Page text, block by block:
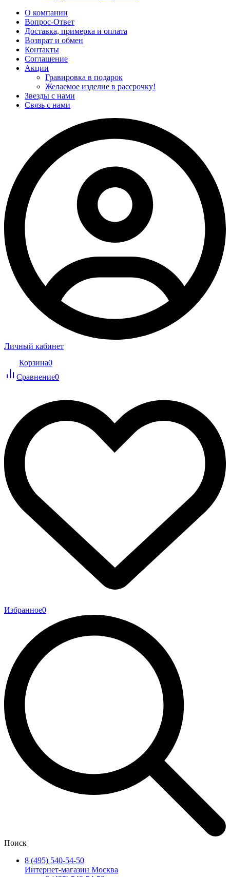
О компании
Вопрос-Ответ
Доставка, примерка и оплата
Возврат и обмен
Контакты
Соглашение
Акции
Гравировка в подарок
Желаемое изделие в рассрочку!
Звезды с нами
Связь с нами
Личный кабинет
Корзина0
Сравнение0
Избранное0
Поиск
8 (495) 540-54-50
Интернет-магазин Москва